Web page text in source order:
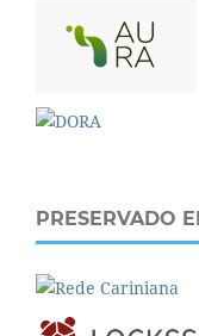
PRESERVADO